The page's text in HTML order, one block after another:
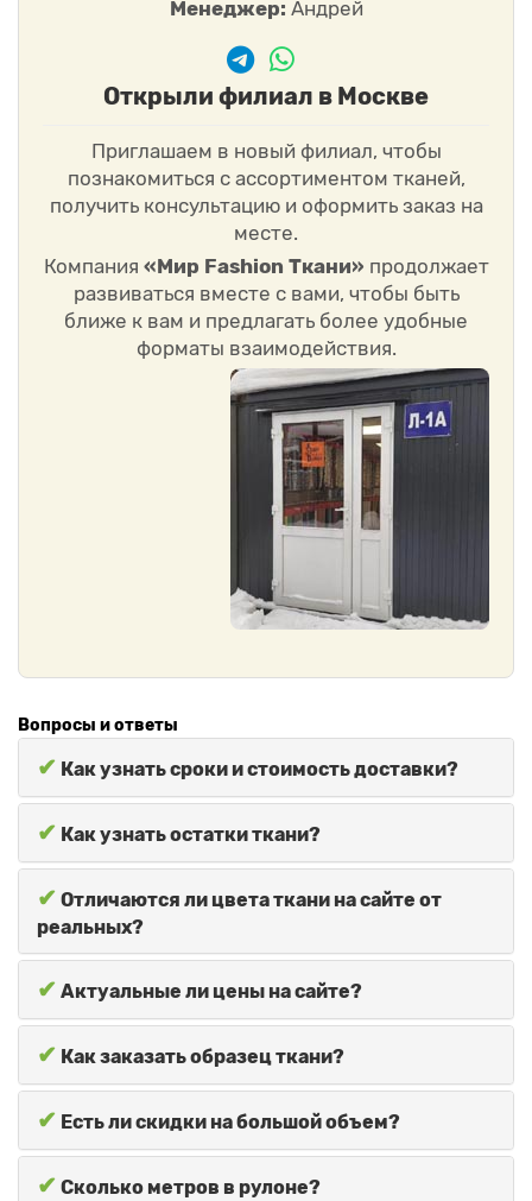
Менеджер: Андрей
Открыли филиал в Москве
Приглашаем в новый филиал, чтобы
познакомиться с ассортиментом тканей,
получить консультацию и оформить заказ на
месте.
Компания «Мир Fashion Ткани» продолжает
развиваться вместе с вами, чтобы быть
ближе к вам и предлагать более удобные
форматы взаимодействия.
Вопросы и ответы
✔ Как узнать сроки и стоимость доставки?
✔ Как узнать остатки ткани?
✔ Отличаются ли цвета ткани на сайте от
реальных?
✔ Актуальные ли цены на сайте?
✔ Как заказать образец ткани?
✔ Есть ли скидки на большой объем?
✔ Сколько метров в рулоне?